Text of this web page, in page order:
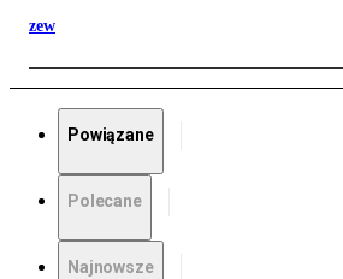
zew
Powiązane
Polecane
Najnowsze